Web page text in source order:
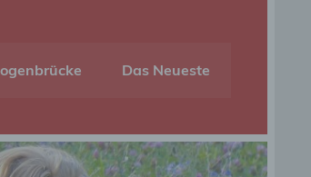
Das Neueste